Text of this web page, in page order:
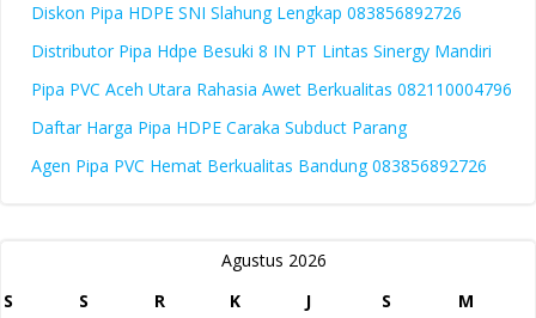
Diskon Pipa HDPE SNI Slahung Lengkap 083856892726
Distributor Pipa Hdpe Besuki 8 IN PT Lintas Sinergy Mandiri
Pipa PVC Aceh Utara Rahasia Awet Berkualitas 082110004796
Daftar Harga Pipa HDPE Caraka Subduct Parang
Agen Pipa PVC Hemat Berkualitas Bandung 083856892726
Agustus 2026
S
S R K J S
M